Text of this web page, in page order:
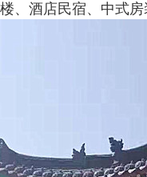
、酒店民宿、中式房